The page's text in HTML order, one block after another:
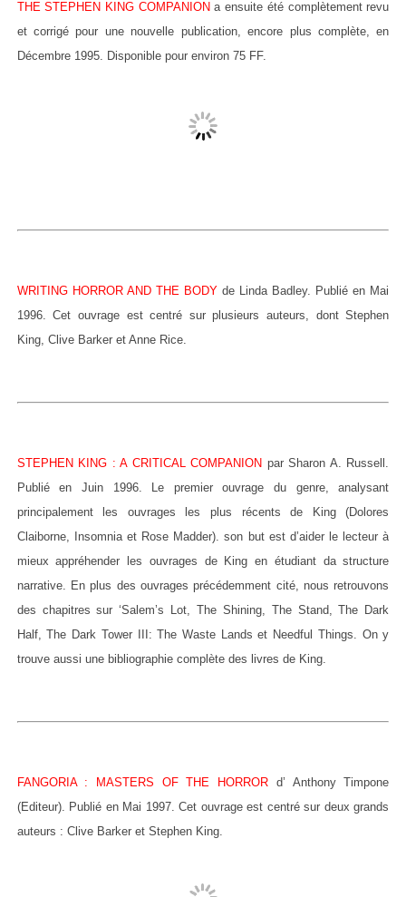
THE STEPHEN KING COMPANION a ensuite été complètement revu
et corrigé pour une nouvelle publication, encore plus complète, en
Décembre 1995. Disponible pour environ 75 FF.
WRITING HORROR AND THE BODYde Linda Badley. Publié en Mai
1996. Cet ouvrage est centré sur plusieurs auteurs, dont Stephen
King, Clive Barker et Anne Rice.
STEPHEN KING : A CRITICAL COMPANION par Sharon A. Russell.
Publié en Juin 1996. Le premier ouvrage du genre, analysant
principalement les ouvrages les plus récents de King (Dolores
Claiborne, Insomnia et Rose Madder). son but est d’aider le lecteur à
mieux appréhender les ouvrages de King en étudiant da structure
narrative. En plus des ouvrages précédemment cité, nous retrouvons
des chapitres sur ‘Salem’s Lot, The Shining, The Stand, The Dark
Half, The Dark Tower III: The Waste Lands et Needful Things. On y
trouve aussi une bibliographie complète des livres de King.
FANGORIA : MASTERS OF THE HORROR d’ Anthony Timpone
(Editeur). Publié en Mai 1997. Cet ouvrage est centré sur deux grands
auteurs : Clive Barker et Stephen King.